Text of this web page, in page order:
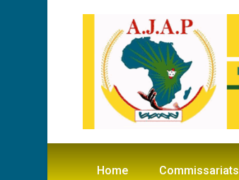
Home Commissariats